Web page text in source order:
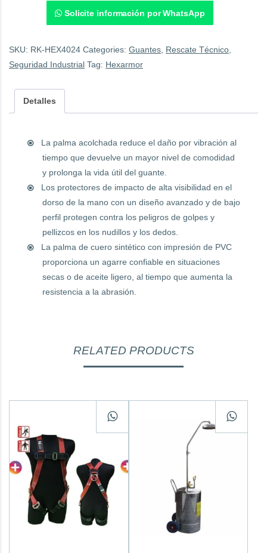
Solicite información por WhatsApp
SKU: RK-HEX4024 Categories: Guantes Rescate Técnico
Seguridad Industrial Tag: Hexarmor
Detalles
La palma acolchada reduce el daño por vibración al
tiempo que devuelve un mayor nivel de comodidad
y prolonga la vida útil del guante.
Los protectores de impacto de alta visibilidad en el
dorso de la mano con un diseño avanzado y de bajo
perfil protegen contra los peligros de golpes y
pellizcos en los nudillos y los dedos.
La palma de cuero sintético con impresión de PVC
proporciona un agarre confiable en situaciones
secas o de aceite ligero, al tiempo que aumenta la
resistencia a la abrasión.
RELATED PRODUCTS